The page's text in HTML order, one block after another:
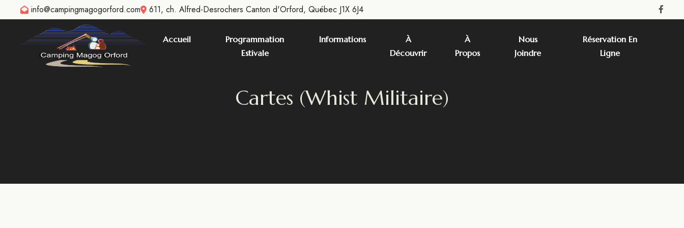
info@campingmagogorford.com 611, ch. Alfred-Desrochers Canton d'Orford, Québec J1X 6J4
Accueil
Programmation
Estivale
Informations
À
Découvrir
À
Propos
Nous
Joindre
Réservation En
Ligne
Cartes (whist Militaire)